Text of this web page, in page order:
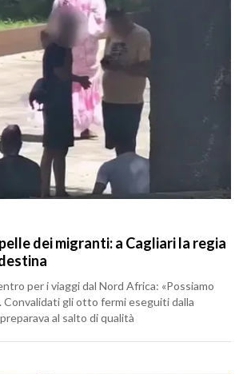
dei migranti: a Cagliari la regia
per i viaggi dal Nord Africa: «Possiamo
Convalidati gli otto fermi eseguiti dalla
al salto di qualità